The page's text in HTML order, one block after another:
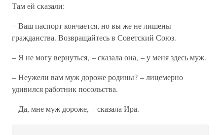
Там ей сказали:
– Ваш паспорт кончается, но вы же не лишены
гражданства. Возвращайтесь в Советский Союз.
– Я не могу вернуться, – сказала она, – у меня здесь муж.
– Неужели вам муж дороже родины? – лицемерно
удивился работник посольства.
– Да, мне муж дороже, – сказала Ира.